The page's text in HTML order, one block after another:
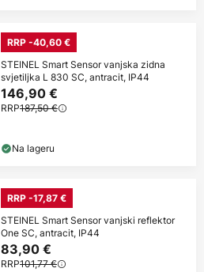
RRP -40,60 €
STEINEL Smart Sensor vanjska zidna
svjetiljka L 830 SC, antracit, IP44
146,90 €
RRP187,50 €
Na lageru
RRP -17,87 €
STEINEL Smart Sensor vanjski reflektor
One SC, antracit, IP44
83,90 €
RRP101,77 €